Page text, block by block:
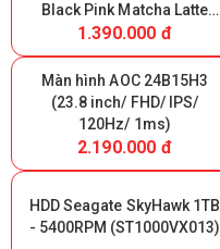
Black Pink Matcha Latte
Switch V2 - Triple Modes
(Giữ lại Box để bảo hành)
1.390.000 đ
Màn hình AOC 24B15H3
(23.8 inch/ FHD/ IPS/
120Hz/ 1ms)
2.190.000 đ
HDD Seagate SkyHawk 1TB
- 5400RPM (ST1000VX013)